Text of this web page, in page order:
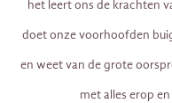
het leert ons de krachten
doet onze voorhoofden
en weet van de grote
met alles erop